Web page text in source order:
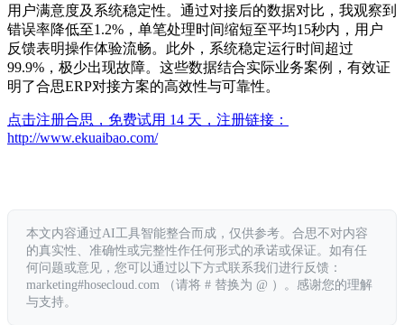
用户满意度及系统稳定性。通过对接后的数据对比，我观察到
错误率降低至1.2%，单笔处理时间缩短至平均15秒内，用户
反馈表明操作体验流畅。此外，系统稳定运行时间超过
99.9%，极少出现故障。这些数据结合实际业务案例，有效证
明了合思ERP对接方案的高效性与可靠性。
点击注册合思，免费试用 14 天，注册链接：
http://www.ekuaibao.com/
本文内容通过AI工具智能整合而成，仅供参考。合思不对内容
的真实性、准确性或完整性作任何形式的承诺或保证。如有任
何问题或意见，您可以通过以下方式联系我们进行反馈：
marketing#hosecloud.com （请将 # 替换为 @ ）。感谢您的理解
与支持。